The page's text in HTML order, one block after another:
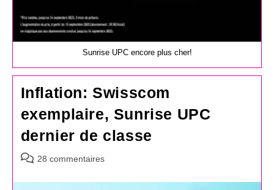
Sunrise UPC encore plus cher!
Inflation: Swisscom
exemplaire, Sunrise UPC
dernier de classe
Commentaires
la
28 commentaires